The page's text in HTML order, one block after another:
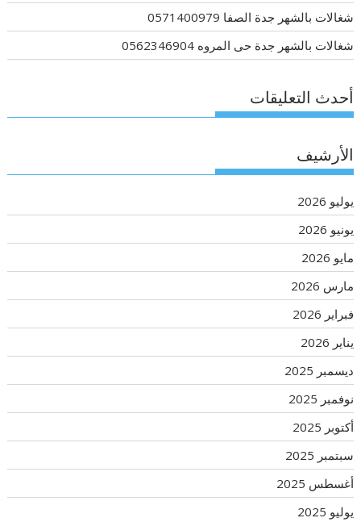
شغالات بالشهر جدة الصفا 0571400979
شغالات بالشهر جدة حى المروه 0562346904
أحدث التعليقات
الأرشيف
يوليو 2026
يونيو 2026
مايو 2026
مارس 2026
فبراير 2026
يناير 2026
ديسمبر 2025
نوفمبر 2025
أكتوبر 2025
سبتمبر 2025
أغسطس 2025
يوليو 2025